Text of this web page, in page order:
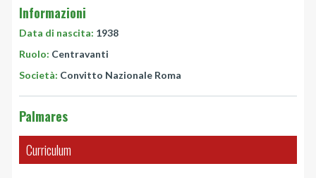
Informazioni
Data di nascita: 1938
Ruolo: Centravanti
Società: Convitto Nazionale Roma
Palmares
Curriculum